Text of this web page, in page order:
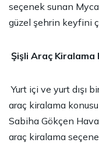
seçenek sunan
güzel şehrin keyfini
Şişli Araç Kiralama
Yurt içi ve yurt dışı
araç kiralama
Sabiha Gökçen
araç kiralama